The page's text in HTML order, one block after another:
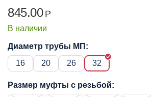
845.00 Р
В наличии
Диаметр трубы МП:
16
20 26 32
Размер муфты с резьбой: